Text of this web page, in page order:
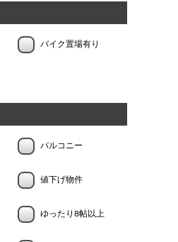
バイク置場有り
バルコニー
値下げ物件
ゆったり8帖以上